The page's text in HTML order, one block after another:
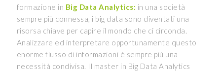
formazione in Big Data Analytics: in una società
sempre più connessa, i big data sono diventati una
risorsa chiave per capire il mondo che ci circonda.
Analizzare ed interpretare opportunamente questo
enorme flusso di informazioni è sempre più una
necessità condivisa. Il master in Big Data Analytics